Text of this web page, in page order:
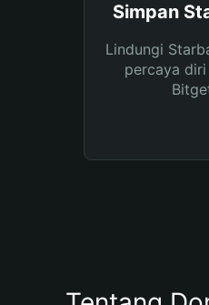
Simpan
Lindungi
percaya